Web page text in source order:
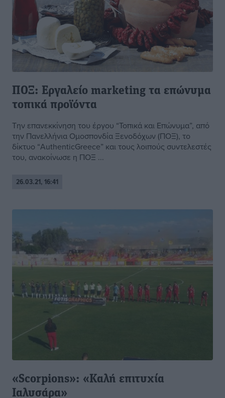
ΠΟΞ: Εργαλείο marketing τα επώνυμα
τοπικά προϊόντα
Την επανεκκίνηση του έργου “Τοπικά και Επώνυμα”, από
την Πανελλήνια Ομοσπονδία Ξενοδόχων (ΠΟΞ), το
δίκτυο “AuthenticGreece” και τους λοιπούς συντελεστές
του, ανακοίνωσε η ΠΟΞ ...
26.03.21, 16:41
«Scorpions»: «Καλή επιτυχία
Ιαλυσάρα»